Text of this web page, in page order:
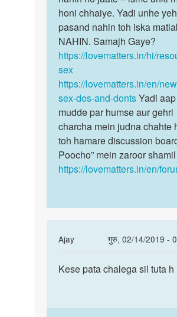
honi chhaiye. Yadi unhe yeh
pasand nahin toh iska
NAHIN. Samajh Gaye?
https://lovematters.in/hi/
sex
https://lovematters.in/en/
sex-dos-and-dontsYadi
mudde par humse aur gehri
charcha mein judna chahte
toh hamare discussion
Poocho” mein zaroor
https://lovematters.in/en/
Ajay
गुरु, 02/14/2019 -
In
to
anal
Kese
sil
Kese pata chalega sil tuta h